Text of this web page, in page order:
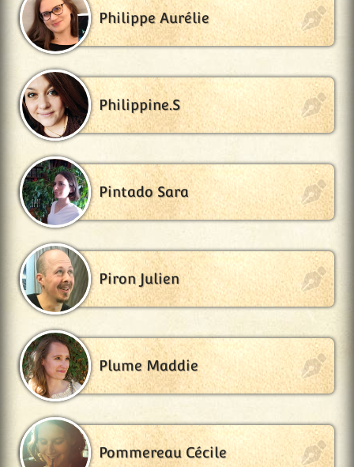
Philippe Aurélie
Philippine.S
Pintado Sara
Piron Julien
Plume Maddie
Pommereau Cécile